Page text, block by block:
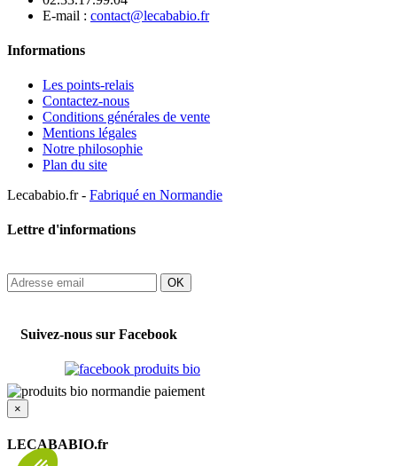
E-mail : contact@lecababio.fr
Informations
Les points-relais
Contactez-nous
Conditions générales de vente
Mentions légales
Notre philosophie
Plan du site
Lecababio.fr - Fabriqué en Normandie
Lettre d'informations
OK
Suivez-nous sur Facebook
×
LECABABIO.fr